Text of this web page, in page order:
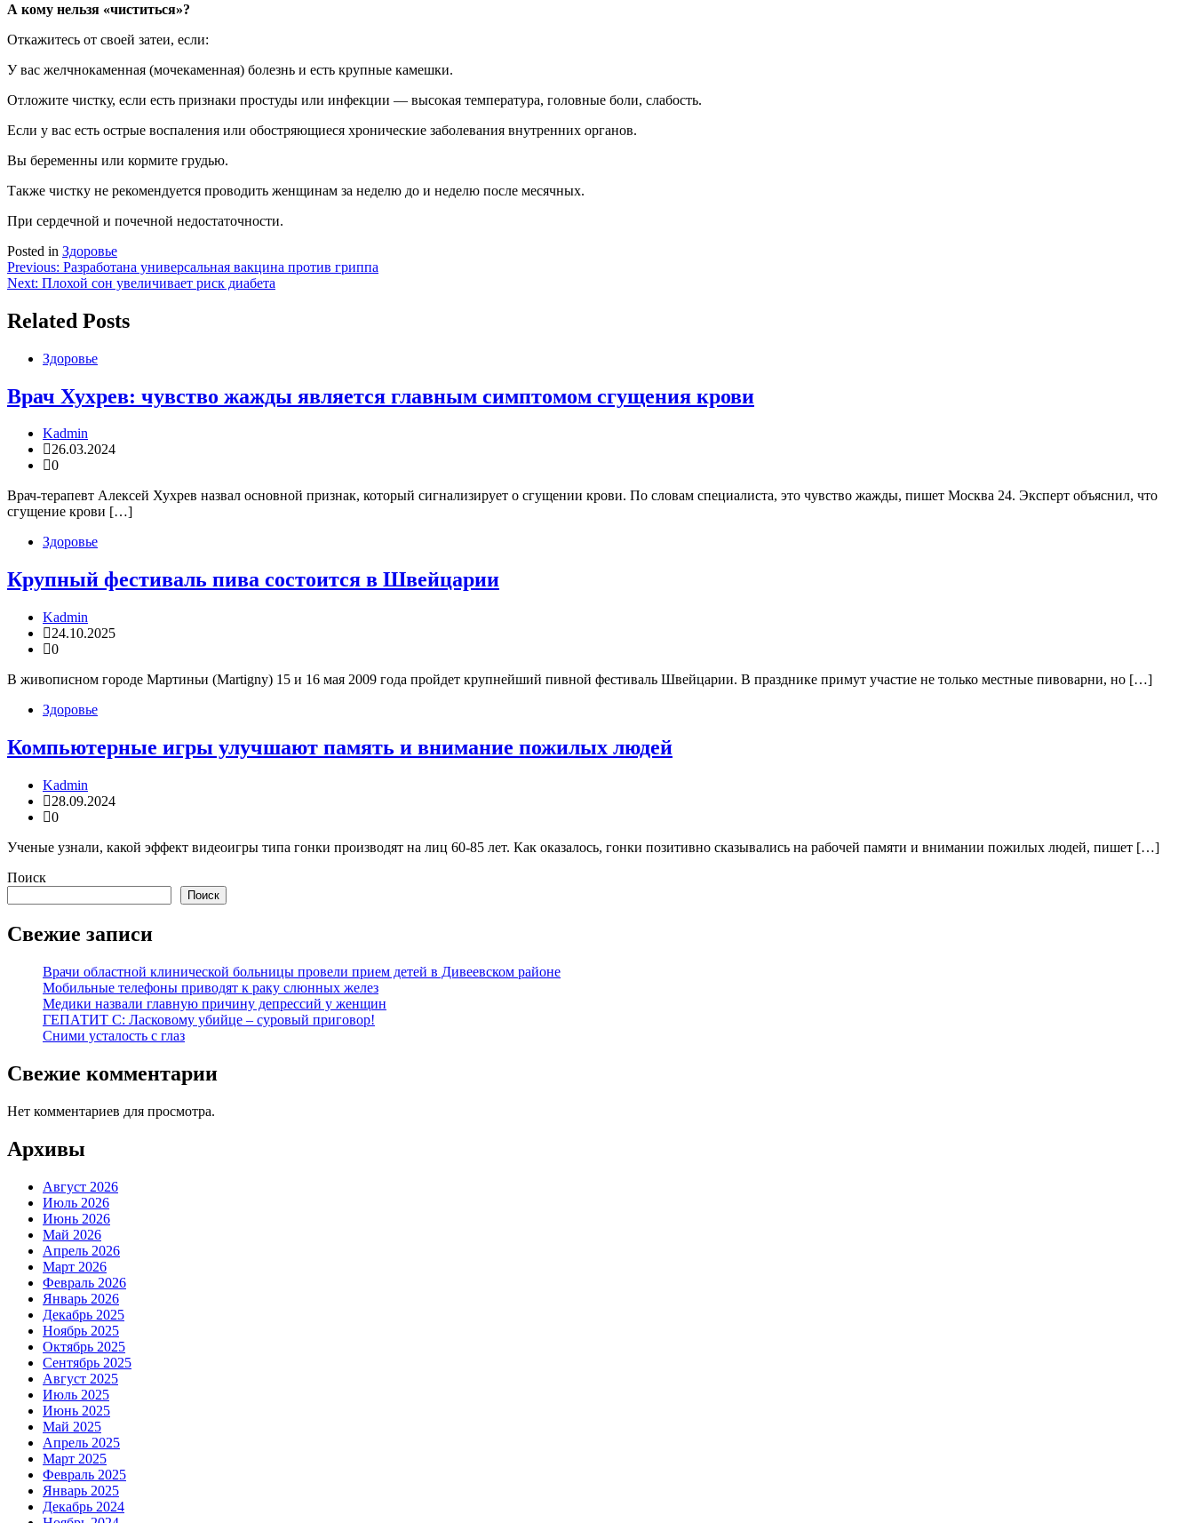
А кому нельзя «чиститься»?
Откажитесь от своей затеи, если:
У вас желчнокаменная (мочекаменная) болезнь и есть крупные камешки.
Отложите чистку, если есть признаки простуды или инфекции — высокая температура, головные боли, слабость.
Если у вас есть острые воспаления или обостряющиеся хронические заболевания внутренних органов.
Вы беременны или кормите грудью.
Также чистку не рекомендуется проводить женщинам за неделю до и неделю после месячных.
При сердечной и почечной недостаточности.
Posted in Здоровье
Навигация
по
записям
Previous: Разработана универсальная вакцина против гриппа
Next: Плохой сон увеличивает риск диабета
Related Posts
Здоровье
Врач Хухрев: чувство жажды является главным симптомом сгущения крови
Kadmin
26.03.2024
0
Врач-терапевт Алексей Хухрев назвал основной признак, который сигнализирует о сгущении крови. По словам специалиста, это чувство жажды, пишет Москва 24. Эксперт объяснил, что
сгущение крови […]
Здоровье
Крупный фестиваль пива состоится в Швейцарии
Kadmin
24.10.2025
0
В живописном городе Мартиньи (Martigny) 15 и 16 мая 2009 года пройдет крупнейший пивной фестиваль Швейцарии. В празднике примут участие не только местные пивоварни, но […]
Здоровье
Компьютерные игры улучшают память и внимание пожилых людей
Kadmin
28.09.2024
0
Ученые узнали, какой эффект видеоигры типа гонки производят на лиц 60-85 лет. Как оказалось, гонки позитивно сказывались на рабочей памяти и внимании пожилых людей, пишет […]
Поиск
Поиск
Свежие записи
Врачи областной клинической больницы провели прием детей в Дивеевском районе
Мобильные телефоны приводят к раку слюнных желез
Медики назвали главную причину депрессий у женщин
ГЕПАТИТ С: Ласковому убийце – суровый приговор!
Сними усталость с глаз
Свежие комментарии
Нет комментариев для просмотра.
Архивы
Август 2026
Июль 2026
Июнь 2026
Май 2026
Апрель 2026
Март 2026
Февраль 2026
Январь 2026
Декабрь 2025
Ноябрь 2025
Октябрь 2025
Сентябрь 2025
Август 2025
Июль 2025
Июнь 2025
Май 2025
Апрель 2025
Март 2025
Февраль 2025
Январь 2025
Декабрь 2024